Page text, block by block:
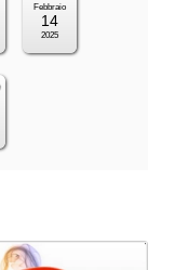
Febbraio
14
2025